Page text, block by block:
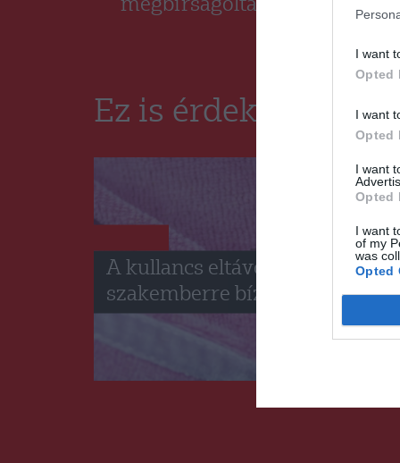
I want
Opted
I want
Opted
I want
Opted
I want
of my
was
Opted
megbírságoltak
Ez is érdekelheti
A kullancs eltávolítását jobb
szakemberre bízni